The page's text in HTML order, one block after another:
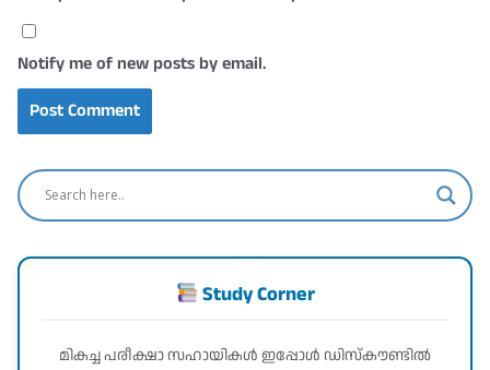
Notify me of new posts by email.
Study Corner
മികച്ച പരീക്ഷാ സഹായികൾ ഇപ്പോൾ ഡിസ്കൗണ്ടിൽ